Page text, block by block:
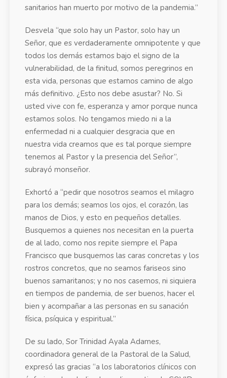
sanitarios han muerto por motivo de la pandemia.”
Desvela “que solo hay un Pastor, solo hay un
Señor, que es verdaderamente omnipotente y que
todos los demás estamos bajo el signo de la
vulnerabilidad, de la finitud, somos peregrinos en
esta vida, personas que estamos camino de algo
más definitivo. ¿Esto nos debe asustar? No. Si
usted vive con fe, esperanza y amor porque nunca
estamos solos. No tengamos miedo ni a la
enfermedad ni a cualquier desgracia que en
nuestra vida creamos que es tal porque siempre
tenemos al Pastor y la presencia del Señor”,
subrayó monseñor.
Exhortó a “pedir que nosotros seamos el milagro
para los demás; seamos los ojos, el corazón, las
manos de Dios, y esto en pequeños detalles.
Busquemos a quienes nos necesitan en la puerta
de al lado, como nos repite siempre el Papa
Francisco que busquemos las caras concretas y los
rostros concretos, que no seamos fariseos sino
buenos samaritanos; y no nos casemos, ni siquiera
en tiempos de pandemia, de ser buenos, hacer el
bien y acompañar a las personas en su sanación
física, psíquica y espiritual.”
De su lado, Sor Trinidad Ayala Adames,
coordinadora general de la Pastoral de la Salud,
expresó las gracias “a los laboratorios clínicos con